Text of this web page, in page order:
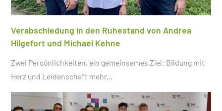
Verabschiedung in den Ruhestand von Andrea
Hilgefort und Michael Kehne
Zwei Persönlichkeiten, ein gemeinsames Ziel: Bildung mit
Herz und Leidenschaft mehr...